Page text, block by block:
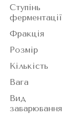
Ступінь
ферментації
Фракція
Розмір
Кількість
Вага
Вид
заварювання